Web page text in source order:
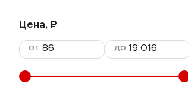
Цена, ₽
от
до